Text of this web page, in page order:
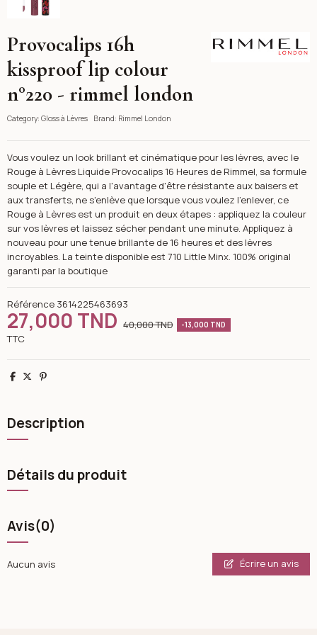
Rimmel London
Provocalips 16h
kissproof lip colour
n°220 - rimmel london
Category: Gloss à Lèvres Brand: Rimmel London
Vous voulez un look brillant et cinématique pour les lèvres, avec le
Rouge à Lèvres Liquide Provocalips 16 Heures de Rimmel, sa formule
souple et Légère, qui a l'avantage d'être résistante aux baisers et
aux transferts, ne s'enlève que lorsque vous voulez l'enlever, ce
Rouge à Lèvres est un produit en deux étapes : appliquez la couleur
sur vos lèvres et laissez sécher pendant une minute. Appliquez à
nouveau pour une tenue brillante de 16 heures et des lèvres
incroyables. La teinte disponible est 710 Little Minx. 100% original
garanti par la boutique
Référence 3614225463693
27,000 TND 40,000 TND -13,000 TND
TTC
Partager
TweetPinterest
Description
Détails du produit
Avis(0)
Aucun avis Écrire un avis